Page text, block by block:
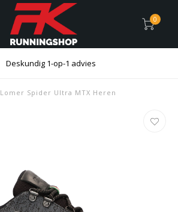
0
Deskundig 1-op-1 advies
Lomer Spider Ultra MTX Heren